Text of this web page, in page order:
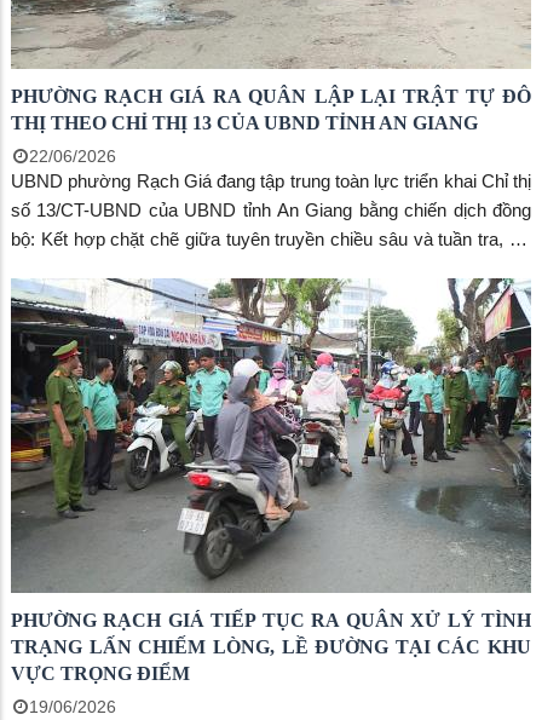
PHƯỜNG RẠCH GIÁ RA QUÂN LẬP LẠI TRẬT TỰ ĐÔ
THỊ THEO CHỈ THỊ 13 CỦA UBND TỈNH AN GIANG
22/06/2026
UBND phường Rạch Giá đang tập trung toàn lực triển khai Chỉ thị
số 13/CT-UBND của UBND tỉnh An Giang bằng chiến dịch đồng
bộ: Kết hợp chặt chẽ giữa tuyên truyền chiều sâu và tuần tra, xử
trong nhận thức của người dân, hướng tới xây dựng không gian
đô thị văn minh, bền vững.
PHƯỜNG RẠCH GIÁ TIẾP TỤC RA QUÂN XỬ LÝ TÌNH
TRẠNG LẤN CHIẾM LÒNG, LỀ ĐƯỜNG TẠI CÁC KHU
VỰC TRỌNG ĐIỂM
19/06/2026